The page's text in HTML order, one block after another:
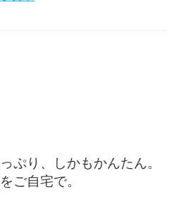
ぷり、しかもかんたん。
ご自宅で。